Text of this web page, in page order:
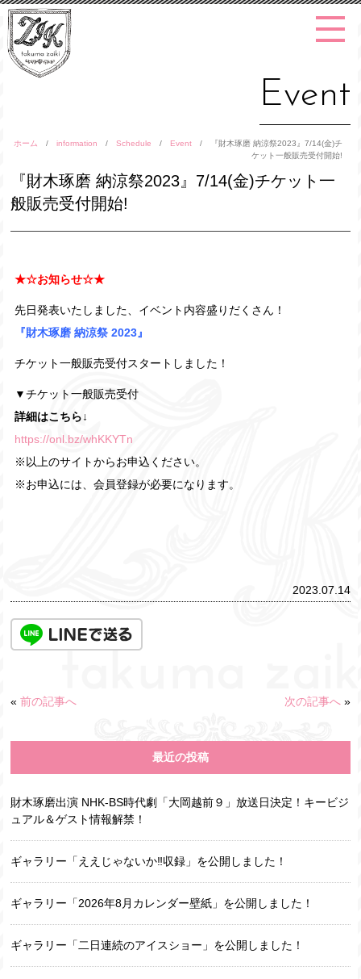
Event
ホーム / information / Schedule / Event /
『財木琢磨 納涼祭2023』7/14(金)チ
ケット一般販売受付開始!
『財木琢磨 納涼祭2023』7/14(金)チケット一
般販売受付開始!
★☆お知らせ☆★
先日発表いたしました、イベント内容盛りだくさん！
『財木琢磨 納涼祭 2023』
チケット一般販売受付スタートしました！
▼チケット一般販売受付
詳細はこちら↓
https://onl.bz/whKKYTn
※以上のサイトからお申込ください。
※お申込には、会員登録が必要になります。
2023.07.14
«前の記事へ 次の記事へ»
最近の投稿
財木琢磨出演 NHK-BS時代劇「大岡越前９」放送日決定！キービジ
ュアル＆ゲスト情報解禁！
ギャラリー「ええじゃないか‼収録」を公開しました！
ギャラリー「2026年8月カレンダー壁紙」を公開しました！
ギャラリー「二日連続のアイスショー」を公開しました！